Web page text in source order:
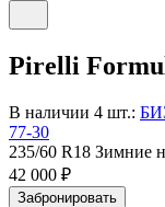
Pirelli
В наличии 4 шт.:
77-30
235/60 R18 Зимние
42 000 ₽
Забронировать